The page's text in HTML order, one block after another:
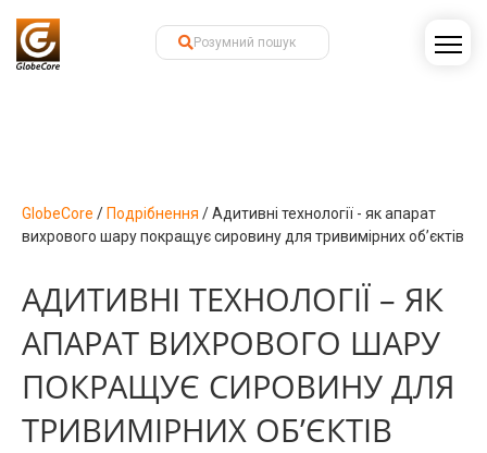
GlobeCore / Подрібнення /Адитивні технології - як апарат
вихрового шару покращує сировину для тривимірних об’єктів
АДИТИВНІ ТЕХНОЛОГІЇ – ЯК
АПАРАТ ВИХРОВОГО ШАРУ
ПОКРАЩУЄ СИРОВИНУ ДЛЯ
ТРИВИМІРНИХ ОБ’ЄКТІВ